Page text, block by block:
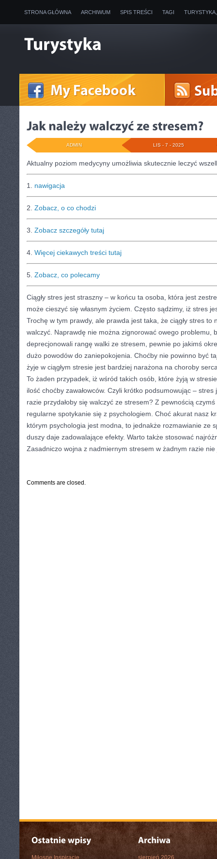
STRONA GŁÓWNA ARCHIWUM SPIS TREŚCI TAGI
LIS - 7 - 2025
ADMIN
Aktualny poziom medycyny umożliwia skutecznie leczyć
1. nawigacja
2. Zobacz, o co chodzi
3. Zobacz szczegóły tutaj
4. Więcej ciekawych treści tutaj
5. Zobacz, co polecamy
Ciągły stres jest straszny – w końcu ta osoba, która jest
może cieszyć się własnym życiem. Często sądzimy, iż stres
Trochę w tym prawdy, ale prawda jest taka, że ciągły stres to
walczyć. Naprawdę nie można zignorować owego problemu,
deprecjonowali rangę walki ze stresem, pewnie po jakimś
dużo powodów do zaniepokojenia. Choćby nie powinno być
żyje w ciągłym stresie jest bardziej narażona na choroby
To żaden przypadek, iż wśród takich osób, które żyją w
ilość choćby zawałowców. Czyli krótko podsumowując –
razie przydałoby się walczyć ze stresem? Z pewnością
regularne spotykanie się z psychologiem. Choć akurat nasz
którym psychologia jest modna, to jednakże rozmawianie ze
duszy daje zadowalające efekty. Warto także stosować
Zasadniczo wojna z nadmiernym stresem w żadnym razie
Comments are closed.
Miłosne Inspiracje
sierpień 2026